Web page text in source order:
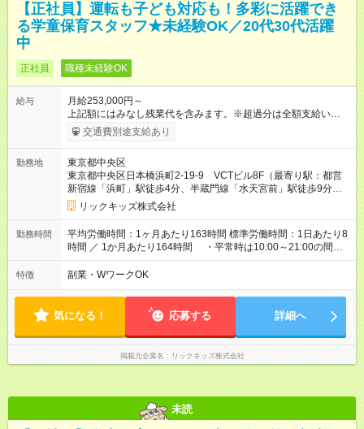
【正社員】運転も子ども対応も！多彩に活躍でき
る学童保育スタッフ★未経験OK／20代30代活躍
中
正社員 職種未経験OK
給与
月給253,000円～
上記額にはみなし残業代を含みます。※超過分は全額支給いたし
ます。 みなし残業代 33,500円 ～ 52,500円／月 みなし残業時
間 15時間 ～ 25時間／月 上記額にはみなし残業代・運転手当を
経験3年以上：月給29.2万（固定残業25時間分45,300円＋運転手
当18,000円＋調整給7,200円を含む）＋通勤手当20,000円（一律
支給）＋業績賞与年2回 ・社会人経験3年未満：月給27.3万（固
定残業15時間分26300円＋運転手当18,000円＋調整給7,200円を
含む）＋通勤手当20,000円（一律支給）＋業績賞与年2回 【
その他諸手当】 ・近隣手当（月額4500円※条件あり） ・役職
手当（副教室長手当・教室長手当・マネージャー手当など） ・
試用期間あり 試用期間の長さ：3ヶ月 雇用形態、給与は本採用
時と同じです。
交通費別途支給あり
勤務地
東京都中央区
東京都中央区日本橋浜町2-19-9 VCTビル8F（最寄り駅：都営
新宿線「浜町」駅徒歩4分、半蔵門線「水天宮前」駅徒歩9分、
日比谷線/浅草線「人形町」駅徒歩9分）
リックキッズ株式会社
勤務時間
平均労働時間：1ヶ月あたり163時間 標準労働時間：1日あたり8
時間 ／ 1か月あたり164時間 ・平常時は10:00～21:00の間で6
～8時間程度 ・小学生の長期休みは6:30～21:00の間で8～10時
間程度 ※3ヶ月ごとに勤務時間を調整・精算します ※毎週火
163時間 標準労働時間：1日あたり8時間 ／ 1か月あたり164時
間 ・平常時は10:00～21:00の間で6～8時間程度 ・小学生の長
期休みは6:30～21:00の間で8～10時間程度 ※3ヶ月ごとに勤務
時間を調整・精算します ※毎週火曜日（10:00～11:30）に全
特徴 副業・WワークOK
気になる！ 応募する 詳細へ
掲載元企業名 リックキッズ株式会社
未読